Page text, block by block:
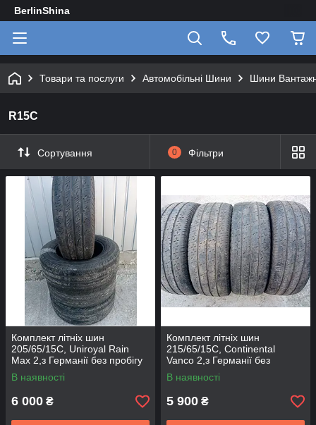
BerlinShina
Товари та послуги Автомобільні Шини Шини
R15C
Сортування 0 Фільтри
Комплект літніх шин
205/65/15С, Uniroyal Rain
Max 2,з Германії без пробігу
по Україні
В наявності
6 000 ₴
Комплект літніх шин
215/65/15С, Continental
Vanco 2,з Германії без
пробігу по Україні
В наявності
5 900 ₴